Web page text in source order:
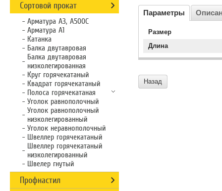
Параметры
Размер
Длина
Назад
Сортовой прокат
Арматура А3, А500С
Арматура А1
Катанка
Балка двутавровая
Балка двутавровая
низколегированная
Круг горячекатаный
Квадрат горячекатаный
Полоса горячекатаная
Уголок равнополочный
Уголок равнополочный
низколегированный
Уголок неравнополочный
Швеллер горячекатаный
Швеллер горячекатаный
низколегированный
Швелер гнутый
Профнастил